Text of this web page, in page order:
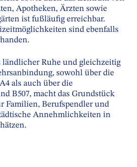
Apotheken, Ärzten sowie
ist fußläufig erreichbar.
sind ebenfalls
Ruhe und gleichzeitig
sowohl über die
als auch über die
B507, macht das Grundstück
Familien, Berufspendler und
Annehmlichkeiten in